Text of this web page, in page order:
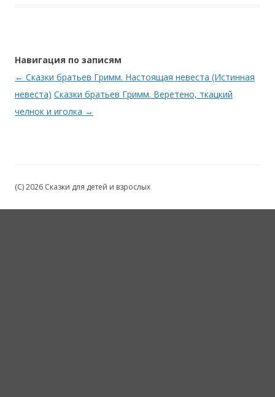
Навигация по записям
← Сказки братьев Гримм. Настоящая невеста (Истинная
невеста) Сказки братьев Гримм. Веретено, ткацкий
челнок и иголка →
(C) 2026 Сказки для детей и взрослых